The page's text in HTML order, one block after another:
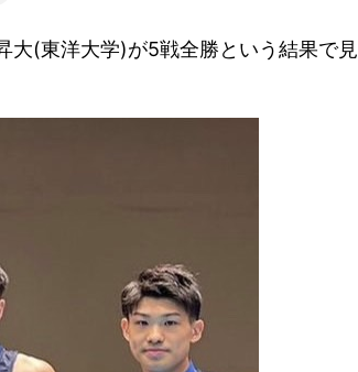
大(東洋大学)が5戦全勝という結果で見